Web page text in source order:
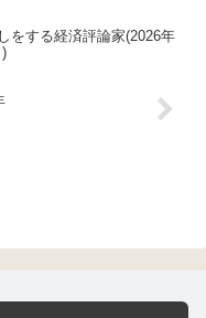
をする経済評論家(2026年